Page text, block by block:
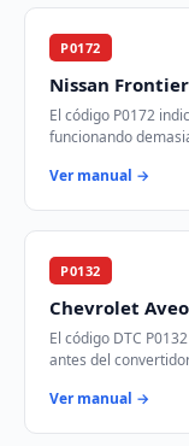
P0172
Nissan
El código P0172
funcionando
Ver manual →
P0132
Chevrolet
El código DTC
antes del
Ver manual →